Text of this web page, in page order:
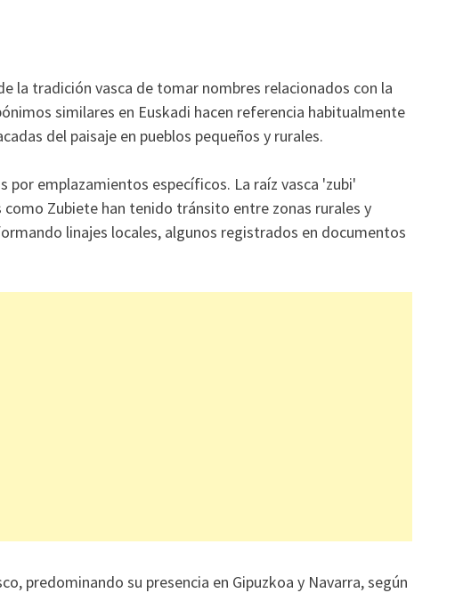
la tradición vasca de tomar nombres relacionados con la
similares en Euskadi hacen referencia habitualmente
del paisaje en pueblos pequeños y rurales.
emplazamientos específicos. La raíz vasca 'zubi'
Zubiete han tenido tránsito entre zonas rurales y
linajes locales, algunos registrados en documentos
predominando su presencia en Gipuzkoa y Navarra, según